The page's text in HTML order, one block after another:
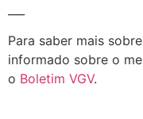
Para saber mais
informado sobre o
o Boletim VGV.